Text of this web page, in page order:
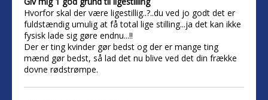
Hvorfor skal der være ligestillig..?..du ved jo godt det er
fuldstændig umulig at få total lige stilling...ja det kan ikke
fysisk lade sig gøre endnu...!!
Der er ting kvinder gør bedst og der er mange ting
mænd gør bedst, så lad det nu blive ved det din frække
dovne rødstrømpe.